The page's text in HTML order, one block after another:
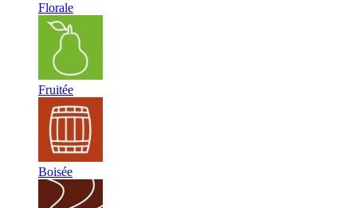
Florale
Fruitée
Boisée